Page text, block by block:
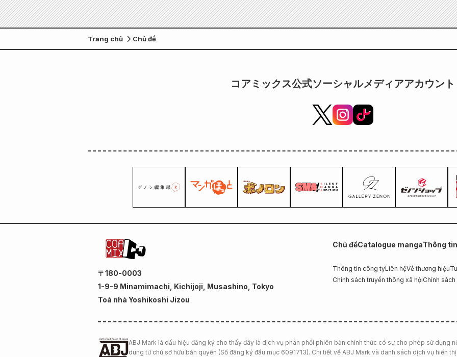
Trang chủ Chủ đề
コアミックス公式ソーシャルメディアアカウント
〒180-0003
1-9-9 Minamimachi, Kichijoji, Musashino, Tokyo
Toà nhà Yoshikoshi Jizou
Chủ đềCatalogue mangaThông
Thông tin công tyLiên hệVề thương hiệu
Chính sách truyền thông xã hộiChính
ABJ Mark là dấu hiệu đăng ký cho thấy đây là dịch vụ phân phối phiên bản chính thức có sự cho phép sử dụng
dung từ chủ sở hữu bản quyền (Số đăng ký đầu mục 6091713). Chi tiết về ABJ Mark và danh sách dịch vụ hiển thị